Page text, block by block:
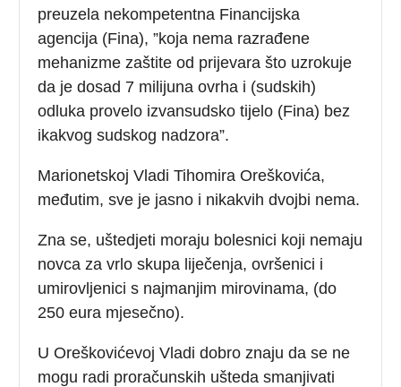
preuzela nekompetentna Financijska
agencija (Fina), ”koja nema razrađene
mehanizme zaštite od prijevara što uzrokuje
da je dosad 7 milijuna ovrha i (sudskih)
odluka provelo izvansudsko tijelo (Fina) bez
ikakvog sudskog nadzora”.
Marionetskoj Vladi Tihomira Oreškovića,
međutim, sve je jasno i nikakvih dvojbi nema.
Zna se, uštedjeti moraju bolesnici koji nemaju
novca za vrlo skupa liječenja, ovršenici i
umirovljenici s najmanjim mirovinama, (do
250 eura mjesečno).
U Oreškovićevoj Vladi dobro znaju da se ne
mogu radi proračunskih ušteda smanjivati